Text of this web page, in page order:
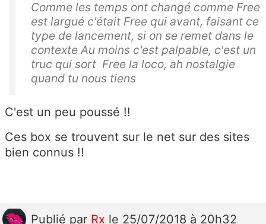
Comme les temps ont changé comme Free
est largué c'était Free qui avant, faisant ce
type de lancement, si on se remet dans le
contexte Au moins c'est palpable, c'est un
truc qui sort Free la loco, ah nostalgie
quand tu nous tiens
C'est un peu poussé !!
Ces box se trouvent sur le net sur des sites
bien connus !!
Publié par Rx le 25/07/2018 à 20h32